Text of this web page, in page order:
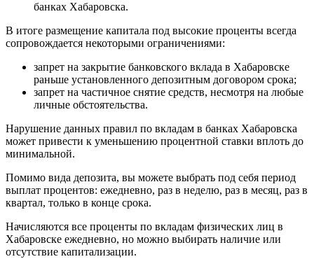
банках Хабаровска.
В итоге размещение капитала под высокие проценты всегда
сопровождается некоторыми ограничениями:
запрет на закрытие банковского вклада в Хабаровске
раньше установленного депозитным договором срока;
запрет на частичное снятие средств, несмотря на любые
личные обстоятельства.
Нарушение данных правил по вкладам в банках Хабаровска
может привести к уменьшению процентной ставки вплоть до
минимальной.
Помимо вида депозита, вы можете выбрать под себя период
выплат процентов: ежедневно, раз в неделю, раз в месяц, раз в
квартал, только в конце срока.
Начисляются все проценты по вкладам физических лиц в
Хабаровске ежедневно, но можно выбирать наличие или
отсутствие капитализации.